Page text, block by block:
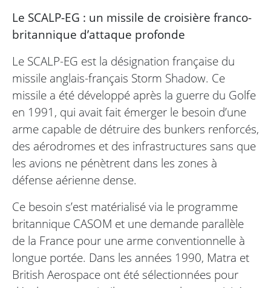
Le SCALP-EG : un missile de croisière franco-
britannique d’attaque profonde
Le SCALP-EG est la désignation française du
missile anglais-français Storm Shadow. Ce
missile a été développé après la guerre du Golfe
en 1991, qui avait fait émerger le besoin d’une
arme capable de détruire des bunkers renforcés,
des aérodromes et des infrastructures sans que
les avions ne pénètrent dans les zones à
défense aérienne dense.
Ce besoin s’est matérialisé via le programme
britannique CASOM et une demande parallèle
de la France pour une arme conventionnelle à
longue portée. Dans les années 1990, Matra et
British Aerospace ont été sélectionnées pour